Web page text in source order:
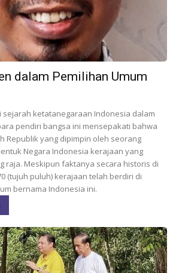
dalam Pemilihan Umum
sejarah ketatanegaraan Indonesia dalam
pendiri bangsa ini mensepakati bahwa
Republik yang dipimpin oleh seorang
Negara Indonesia kerajaan yang
raja. Meskipun faktanya secara historis di
(tujuh puluh) kerajaan telah berdiri di
bernama Indonesia ini.